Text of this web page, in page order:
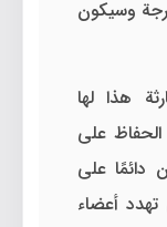
وسيكون
هذا لها
على
دائمًا على
تهدد أعضاء